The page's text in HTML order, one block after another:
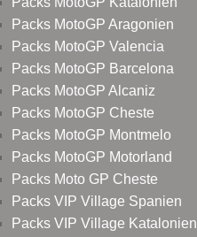
Packs MotoGP Aragonien
Packs MotoGP Valencia
Packs MotoGP Barcelona
Packs MotoGP Alcaniz
Packs MotoGP Cheste
Packs MotoGP Montmelo
Packs MotoGP Motorland
Packs Moto GP Cheste
Packs VIP Village Spanien
Packs VIP Village Katalonien